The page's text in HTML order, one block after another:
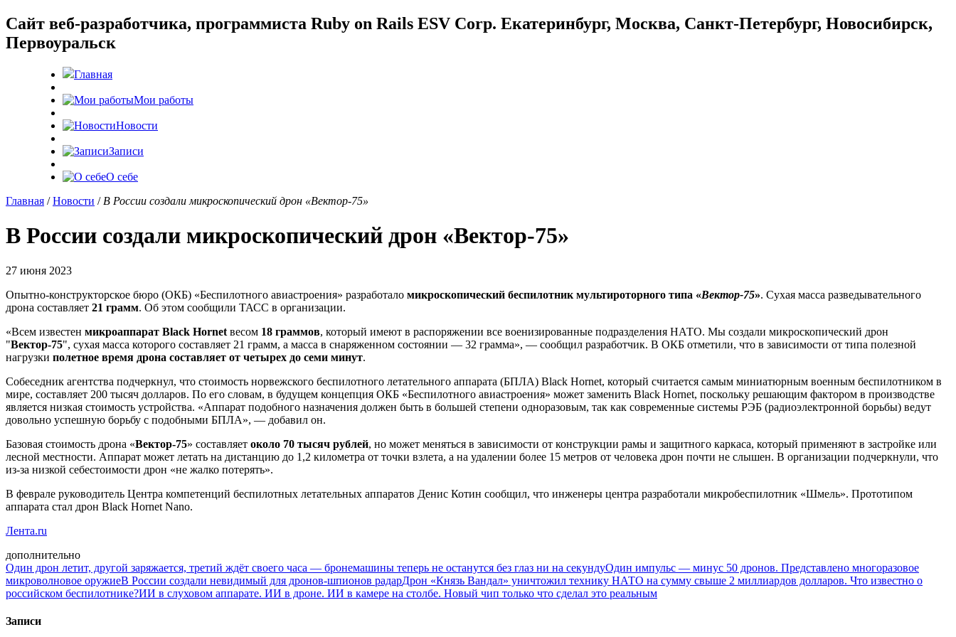
Cайт веб-разработчика, программиста Ruby on Rails ESV Corp. Екатеринбург, Москва, Санкт-Петербург, Новосибирск,
Первоуральск
Главная
Мои работы
Новости
Записи
О себе
Главная /Новости / В России создали микроскопический дрон «Вектор-75»
В России создали микроскопический дрон «Вектор-75»
27 июня 2023
Опытно-конструкторское бюро (ОКБ) «Беспилотного авиастроения» разработало микроскопический беспилотник мультироторного типа «Вектор-75». Сухая масса разведывательного
дрона составляет 21 грамм. Об этом сообщили ТАСС в организации.
«Всем известен микроаппарат Black Hornet весом 18 граммов, который имеют в распоряжении все военизированные подразделения НАТО. Мы создали микроскопический дрон
"Вектор-75", сухая масса которого составляет 21 грамм, а масса в снаряженном состоянии — 32 грамма», — сообщил разработчик. В ОКБ отметили, что в зависимости от типа полезной
нагрузки полетное время дрона составляет от четырех до семи минут.
Собеседник агентства подчеркнул, что стоимость норвежского беспилотного летательного аппарата (БПЛА) Black Hornet, который считается самым миниатюрным военным беспилотником в
мире, составляет 200 тысяч долларов. По его словам, в будущем концепция ОКБ «Беспилотного авиастроения» может заменить Black Hornet, поскольку решающим фактором в производстве
является низкая стоимость устройства. «Аппарат подобного назначения должен быть в большей степени одноразовым, так как современные системы РЭБ (радиоэлектронной борьбы) ведут
довольно успешную борьбу с подобными БПЛА», — добавил он.
Базовая стоимость дрона «Вектор-75» составляет около 70 тысяч рублей, но может меняться в зависимости от конструкции рамы и защитного каркаса, который применяют в застройке или
лесной местности. Аппарат может летать на дистанцию до 1,2 километра от точки взлета, а на удалении более 15 метров от человека дрон почти не слышен. В организации подчеркнули, что
из-за низкой себестоимости дрон «не жалко потерять».
В феврале руководитель Центра компетенций беспилотных летательных аппаратов Денис Котин сообщил, что инженеры центра разработали микробеспилотник «Шмель». Прототипом
аппарата стал дрон Black Hornet Nano.
Лента.ru
дополнительно
Один дрон летит, другой заряжается, третий ждёт своего часа — бронемашины теперь не останутся без глаз ни на секундуОдин импульс — минус 50 дронов. Представлено многоразовое
микроволновое оружиеВ России создали невидимый для дронов-шпионов радарДрон «Князь Вандал» уничтожил технику НАТО на сумму свыше 2 миллиардов долларов. Что известно о
российском беспилотнике?ИИ в слуховом аппарате. ИИ в дроне. ИИ в камере на столбе. Новый чип только что сделал это реальным
Записи